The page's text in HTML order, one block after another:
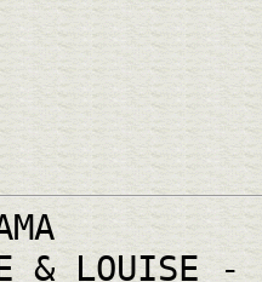
& LOUISE -